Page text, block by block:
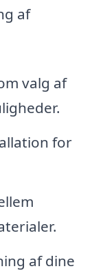
af
valg af
for
af dine